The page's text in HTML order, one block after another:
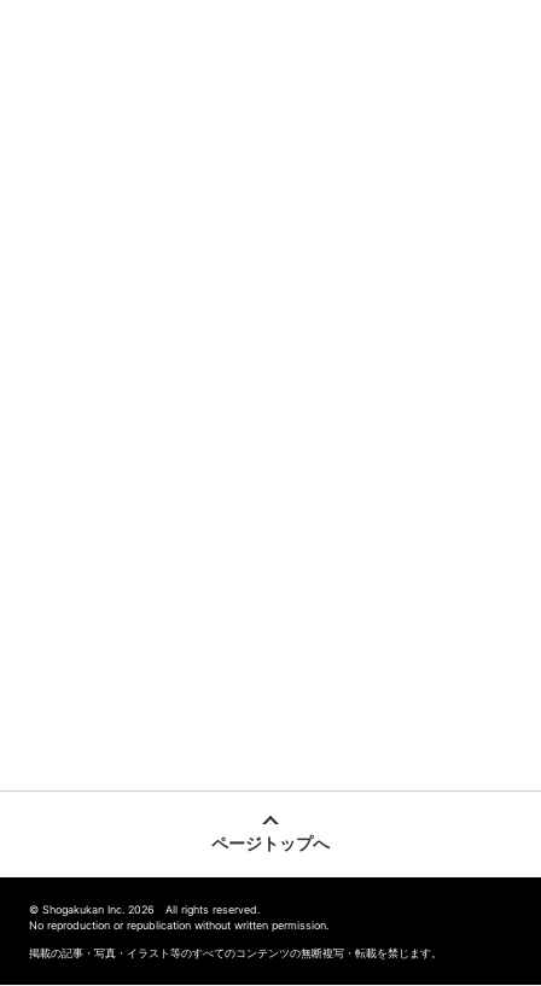
ページトップへ
© Shogakukan Inc. 2026 All rights reserved.
No reproduction or republication without written permission.
掲載の記事・写真・イラスト等のすべてのコンテンツの無断複写・転載を禁じます。